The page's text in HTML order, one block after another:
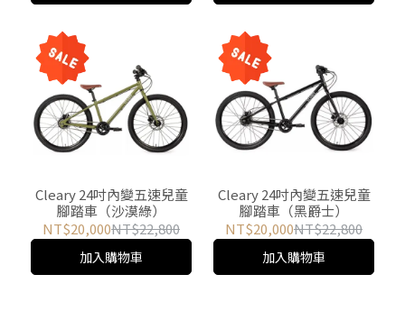
Cleary 24吋內變五速兒童
腳踏車（沙漠綠）
NT$20,000NT$22,800
加入購物車
Cleary 24吋內變五速兒童
腳踏車（黑爵士）
NT$20,000NT$22,800
加入購物車